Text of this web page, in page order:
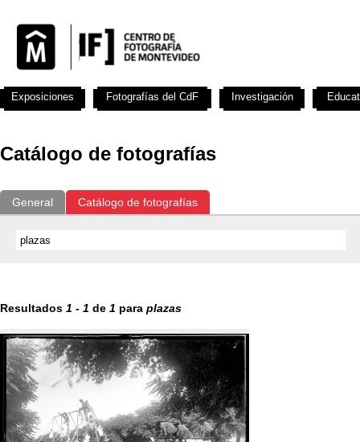
Catálogo de fotografías
General Catálogo de fotografías
Resultados 1 - 1 de 1 para plazas
Exposiciones Fotografías del CdF Investigación